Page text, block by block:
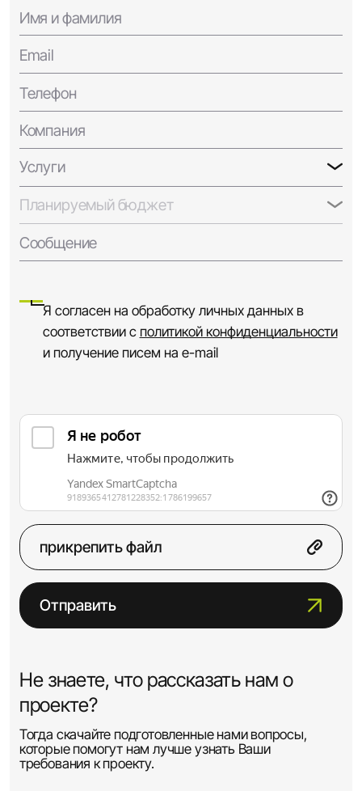
Имя и фамилия
Email
Телефон
Компания
Услуги
Планируемый бюджет
Сообщение
Я согласен на обработку личных данных в
соответствии с политикой конфиденциальности
и получение писем на e-mail
прикрепить файл
Отправить
Не знаете, что рассказать нам о
проекте?
Тогда скачайте подготовленные нами вопросы,
которые помогут нам лучше узнать Ваши
требования к проекту.